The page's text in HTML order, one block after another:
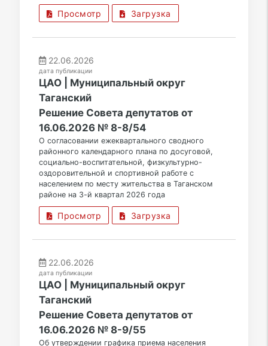
Просмотр Загрузка
22.06.2026
дата публикации
ЦАО | Муниципальный округ
Таганский
Решение Совета депутатов от
16.06.2026 № 8-8/54
О согласовании ежеквартального сводного
районного календарного плана по досуговой,
социально-воспитательной, физкультурно-
оздоровительной и спортивной работе с
населением по месту жительства в Таганском
районе на 3-й квартал 2026 года
Просмотр Загрузка
22.06.2026
дата публикации
ЦАО | Муниципальный округ
Таганский
Решение Совета депутатов от
16.06.2026 № 8-9/55
Об утверждении графика приема населения